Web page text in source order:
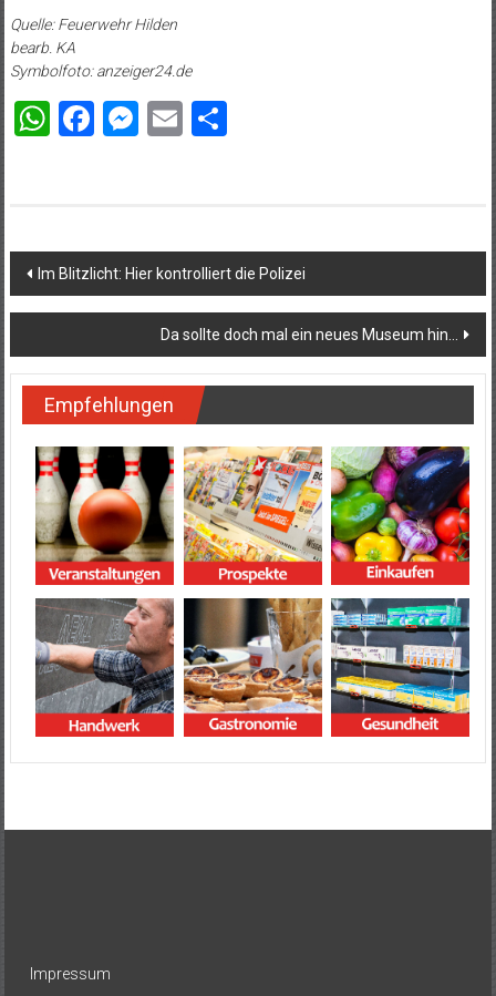
Quelle: Feuerwehr Hilden
bearb. KA
Symbolfoto: anzeiger24.de
WhatsApp
Facebook
Messenger
EmailTeilen
Beitragsnavigation
Im Blitzlicht: Hier kontrolliert die Polizei
Da sollte doch mal ein neues Museum hin…
Empfehlungen
Impressum